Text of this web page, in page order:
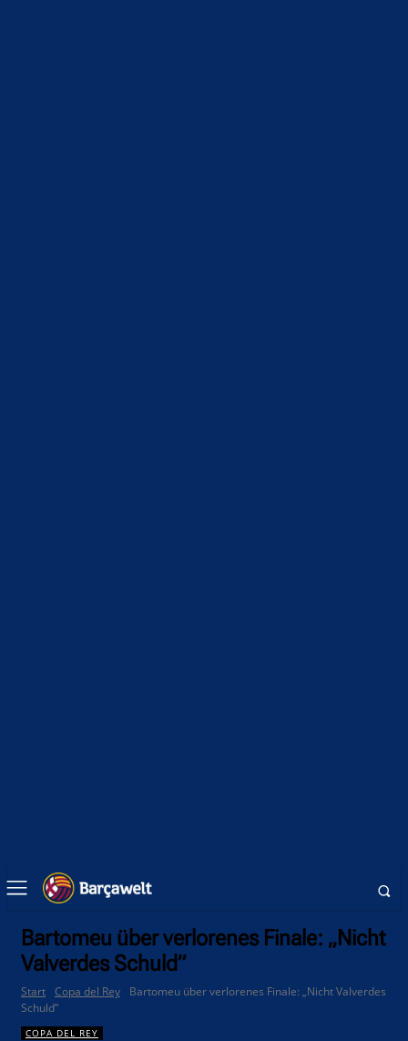
Bartomeu über verlorenes Finale: „Nicht
Valverdes Schuld”
Start Copa del Rey
Bartomeu über verlorenes Finale: „Nicht Valverdes
Schuld”
COPA DEL REY